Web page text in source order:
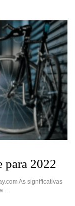
para 2022
As significativas
…